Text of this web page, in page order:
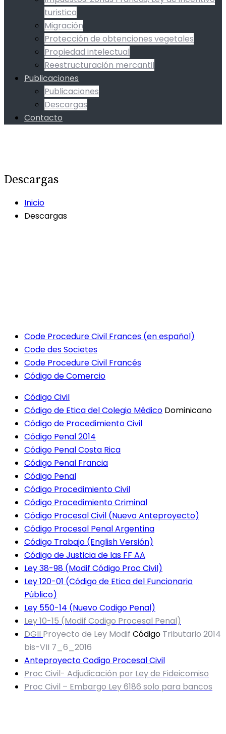
turistico
Migración
Protección de obtenciones vegetales
Propiedad intelectual
Reestructuración mercantil
Publicaciones
Publicaciones
Descargas
Contacto
Descargas
Inicio
Descargas
Code Procedure Civil Frances (en español)
Code des Societes
Code Procedure Civil Francés
Código de Comercio
Código Civil
Código de Etica del Colegio Médico Dominicano
Código de Procedimiento Civil
Código Penal 2014
Código Penal Costa Rica
Código Penal Francia
Código Penal
Código Procedimiento Civil
Código Procedimiento Criminal
Código Procesal Civil (Nuevo Anteproyecto)
Código Procesal Penal Argentina
Código Trabajo (English Versión)
Código de Justicia de las FF AA
Ley 38-98 (Modif Código Proc Civil)
Ley 120-01 (Código de Etica del Funcionario
Público)
Ley 550-14 (Nuevo Codigo Penal)
Ley 10-15 (Modif Codigo Procesal Penal)
DGII Proyecto de Ley Modif Código Tributario 2014
bis-VII 7_6_2016
Anteproyecto Codigo Procesal Civil
Proc Civil- Adjudicación por Ley de Fideicomiso
Proc Civil – Embargo Ley 6186 solo para bancos